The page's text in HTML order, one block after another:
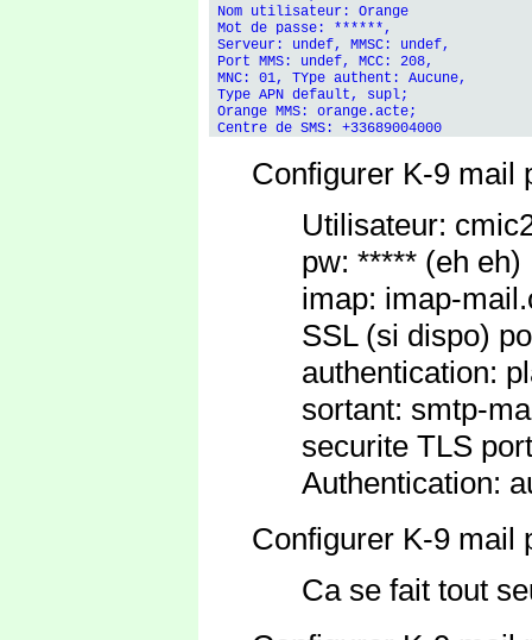
Nom utilisateur: Orange
Mot de passe: ******,
Serveur: undef, MMSC: undef,
Port MMS: undef, MCC: 208,
MNC: 01, TYpe authent: Aucune,
Type APN default, supl;
Orange MMS: orange.acte;
Configurer K-9 mail
Utilisateur:
pw: ***** (eh eh)
imap: imap-
SSL (si dispo)
authentication:
sortant: smtp-
securite TLS
Authentication:
Configurer K-9 mail
Ca se fait tout